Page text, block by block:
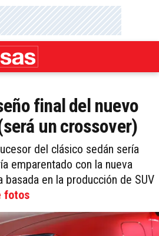
final del nuevo
un crossover)
del clásico sedán sería
emparentado con la nueva
en la producción de SUV
fotos